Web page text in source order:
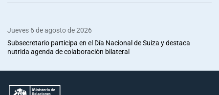
Jueves 6 de agosto de 2026
Subsecretario participa en el Día Nacional de Suiza y destaca
nutrida agenda de colaboración bilateral